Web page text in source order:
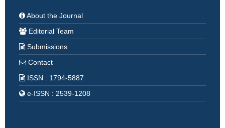
About the Journal
Editorial Team
Submissions
Contact
ISSN : 1794-5887
e-ISSN : 2539-1208